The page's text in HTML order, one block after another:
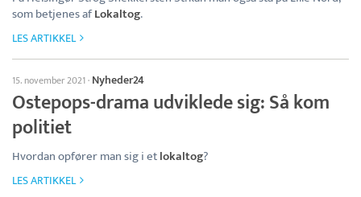
som betjenes afLokaltog.
LES ARTIKKEL
15. november 2021· Nyheder24
Ostepops-drama udviklede sig: Så kom
politiet
Hvordan opfører man sig i etlokaltog?
LES ARTIKKEL